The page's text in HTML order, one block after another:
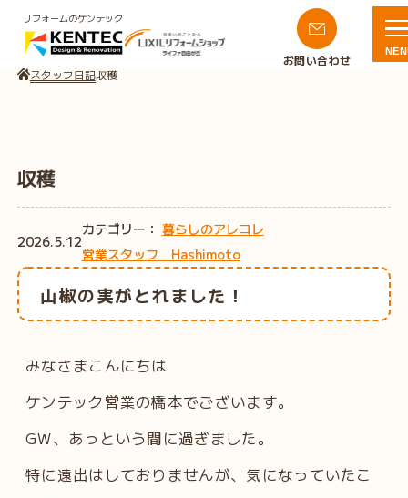
リフォームのケンテック
お問い合わせ
スタッフ日記収穫
収穫
2026.5.12
カテゴリー： 暮らしのアレコレ
営業スタッフ Hashimoto
山椒の実がとれました！
みなさまこんにちは
ケンテック営業の橋本でございます。
GW、あっという間に過ぎました。
特に遠出はしておりませんが、気になっていたこ